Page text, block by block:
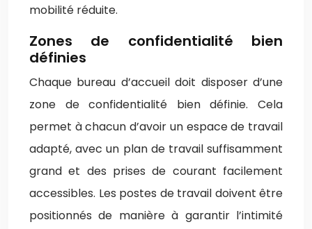
mobilité réduite.
Zones de confidentialité bien
définies
Chaque bureau d’accueil doit disposer d’une
zone de confidentialité bien définie. Cela
permet à chacun d’avoir un espace de travail
adapté, avec un plan de travail suffisamment
grand et des prises de courant facilement
accessibles. Les postes de travail doivent être
positionnés de manière à garantir l’intimité